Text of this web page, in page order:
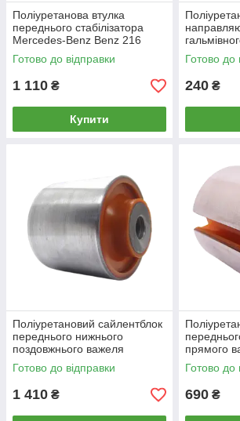
Поліуретанова втулка
переднього стабілізатора
Mercedes-Benz Benz 216
2006-2013 4.7L
Готово до відправки
1 110 ₴
Купити
Merсedes
Готово до
240 ₴
Поліуретановий сайлентблок
переднього нижнього
поздовжнього важеля
Mercedes-Benz 216 2006-
2013
Готово до відправки
1 410 ₴
прямого
Class
Готово до
690 ₴